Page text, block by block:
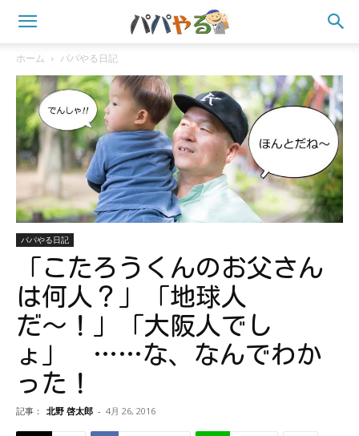
ホーム パパやる日記
パパやる日記
「こたろうくんのお父さん
は何人？」「地球人
だ〜！」「大阪人でし
ょ」 ……な、なんでわか
った！
記事： 北野 啓太郎 - 4月 26, 2016